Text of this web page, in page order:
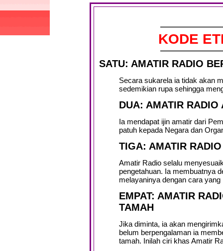
KODE
SATU: AMATIR RADIO
Secara sukarela ia tidak akan
sedemikian rupa sehingga
DUA: AMATIR RADIO
Ia mendapat ijin amatir dari
patuh kepada Negara dan
TIGA: AMATIR
Amatir Radio selalu
pengetahuan. Ia membuatnya
melayaninya dengan cara yang
EMPAT: AMATIR
TAMAH
Jika diminta, ia akan
belum berpengalaman ia
tamah. Inilah ciri khas Amatir